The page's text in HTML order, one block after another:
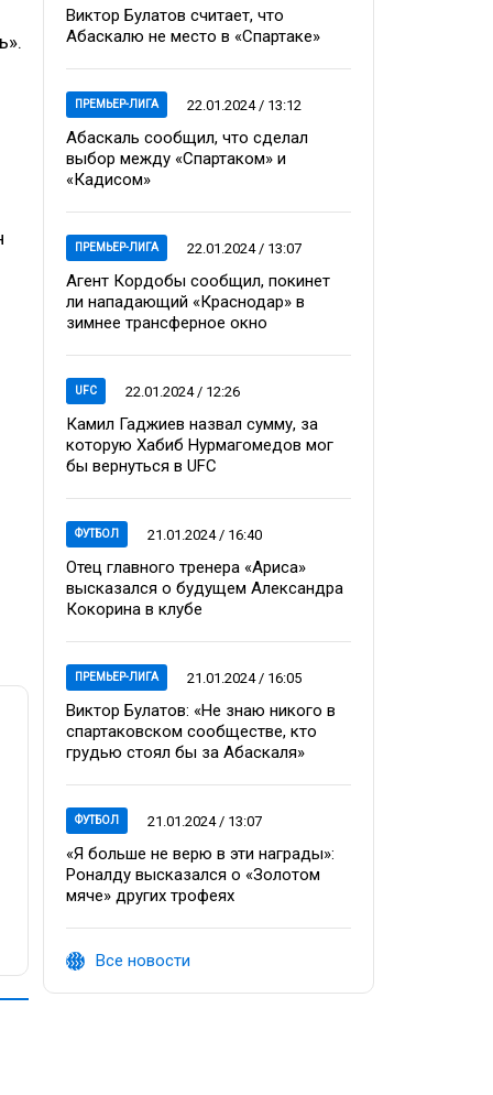
Виктор Булатов считает, что
Абаскалю не место в «Спартаке»
ПРЕМЬЕР-ЛИГА 22.01.2024 / 13:12
Абаскаль сообщил, что сделал
выбор между «Спартаком» и
«Кадисом»
ПРЕМЬЕР-ЛИГА 22.01.2024 / 13:07
Агент Кордобы сообщил, покинет
ли нападающий «Краснодар» в
зимнее трансферное окно
UFC 22.01.2024 / 12:26
Камил Гаджиев назвал сумму, за
которую Хабиб Нурмагомедов мог
бы вернуться в UFC
ФУТБОЛ 21.01.2024 / 16:40
Отец главного тренера «Ариса»
высказался о будущем Александра
Кокорина в клубе
ПРЕМЬЕР-ЛИГА 21.01.2024 / 16:05
Виктор Булатов: «Не знаю никого в
спартаковском сообществе, кто
грудью стоял бы за Абаскаля»
ФУТБОЛ 21.01.2024 / 13:07
«Я больше не верю в эти награды»:
Роналду высказался о «Золотом
мяче» других трофеях
Все новости